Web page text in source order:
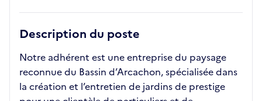
Description du poste
Notre adhérent est une entreprise du paysage
reconnue du Bassin d’Arcachon, spécialisée dans
la création et l’entretien de jardins de prestige